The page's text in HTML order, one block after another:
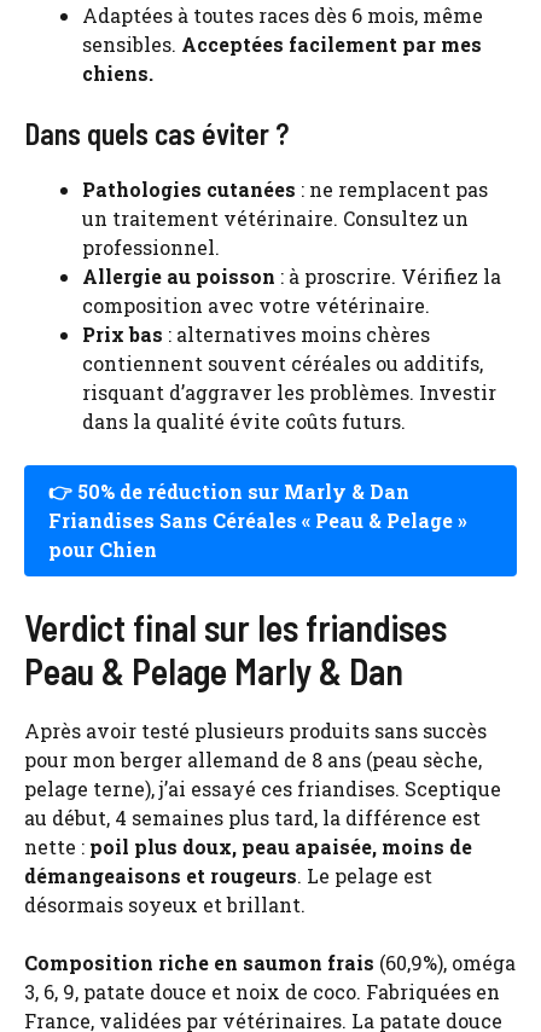
Adaptées à toutes races dès 6 mois, même
sensibles. Acceptées facilement par mes
chiens.
Dans quels cas éviter ?
Pathologies cutanées : ne remplacent pas
un traitement vétérinaire. Consultez un
professionnel.
Allergie au poisson : à proscrire. Vérifiez la
composition avec votre vétérinaire.
Prix bas : alternatives moins chères
contiennent souvent céréales ou additifs,
risquant d’aggraver les problèmes. Investir
dans la qualité évite coûts futurs.
👉 50% de réduction sur Marly & Dan
Friandises Sans Céréales « Peau & Pelage »
pour Chien
Verdict final sur les friandises
Peau & Pelage Marly & Dan
Après avoir testé plusieurs produits sans succès
pour mon berger allemand de 8 ans (peau sèche,
pelage terne), j’ai essayé ces friandises. Sceptique
au début, 4 semaines plus tard, la différence est
nette : poil plus doux, peau apaisée, moins de
démangeaisons et rougeurs. Le pelage est
désormais soyeux et brillant.
Composition riche en saumon frais (60,9%), oméga
3, 6, 9, patate douce et noix de coco. Fabriquées en
France, validées par vétérinaires. La patate douce